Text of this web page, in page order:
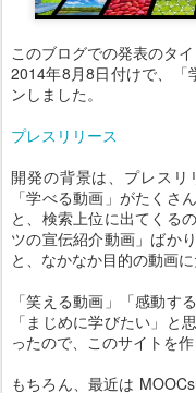
このブログでの発表のタ
2014年8月8日付けで、「
ンしました。
プレスリリース
開発の背景は、プレスリ
「学べる動画」がたくさ
と、検索上位に出てくる
ツの宣伝紹介動画」ばか
と、なかなか目的の動画に
「笑える動画」「感動す
「まじめに学びたい」と
ったので、このサイトを作
もちろん、最近は